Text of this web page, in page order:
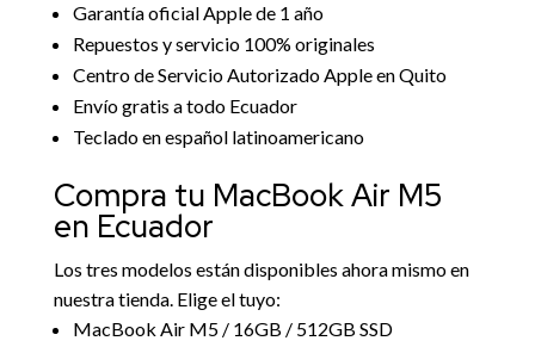
Garantía oficial Apple de 1 año
Repuestos y servicio 100% originales
Centro de Servicio Autorizado Apple en Quito
Envío gratis a todo Ecuador
Teclado en español latinoamericano
Compra tu MacBook Air M5
en Ecuador
Los tres modelos están disponibles ahora mismo en
nuestra tienda. Elige el tuyo:
MacBook Air M5 / 16GB / 512GB SSD